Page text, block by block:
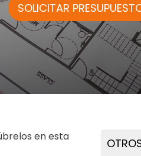
SOLICITAR
en esta